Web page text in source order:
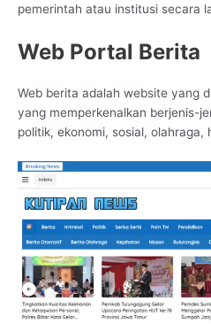
pemerintah atau institusi secara
Web Portal Berita
Web berita adalah website yang
yang memperkenalkan berjenis-
politik, ekonomi, sosial, olahraga,